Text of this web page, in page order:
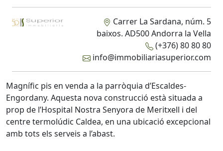
Carrer La Sardana, núm. 5
baixos. AD500 Andorra la Vella
(+376) 80 80 80
info@immobiliariasuperior.com
Magnífic pis en venda a la parròquia d’Escaldes-
Engordany. Aquesta nova construcció està situada a
prop de l’Hospital Nostra Senyora de Meritxell i del
centre termolúdic Caldea, en una ubicació excepcional
amb tots els serveis a l’abast.